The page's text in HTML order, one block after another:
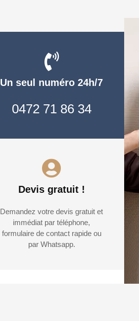
Un seul numéro 24h/7
0472 71 86 34
Devis gratuit !
Demandez votre devis gratuit et
immédiat par téléphone,
formulaire de contact rapide ou
par Whatsapp.